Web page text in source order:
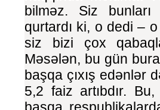
bilməz. Siz
qurtardı ki, o dedi –
siz bizi çox
Məsələn, bu gün
başqa çıxış edənlər
5,2 faiz artıbdır.